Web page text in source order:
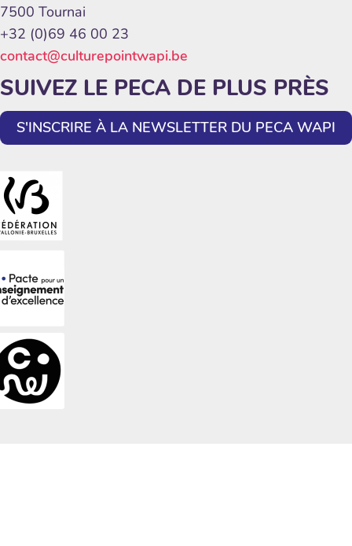
7500 Tournai
+32 (0)69 46 00 23
contact@culturepointwapi.be
SUIVEZ LE PECA DE PLUS PRÈS
S'INSCRIRE À LA NEWSLETTER DU PECA WAPI